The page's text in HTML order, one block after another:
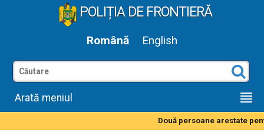
POLIȚIA DE FRONTIERĂ
Română English
Arată meniul
Două persoane arestate